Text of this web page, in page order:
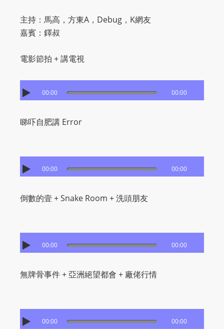
主持：馬高，方東A，Debug，K網友
嘉賓：鐸叔
電影節拍 + 講電視
00:00 00:00
睇吓自肥講 Error
00:00 00:00
倒數的壹 + Snake Room + 洗頭朋友
00:00 00:00
無牌骨事件 + 亞洲絕望都會 + 廠佬行情
00:00 00:00